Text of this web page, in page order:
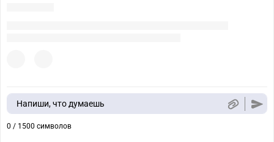
Напиши, что думаешь
0 / 1500 символов